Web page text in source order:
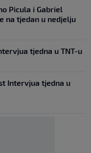
Picula i Gabriel
na tjedan u nedjelju
tjedna u TNT-u
Intervjua tjedna u